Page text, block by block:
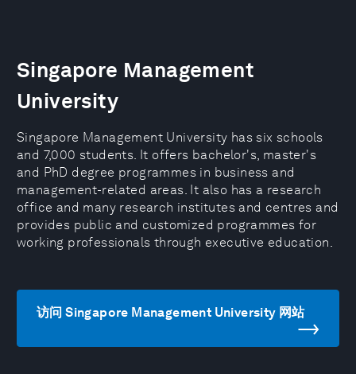
Singapore Management
University
Singapore Management University has six schools
and 7,000 students. It offers bachelor's, master's
and PhD degree programmes in business and
management-related areas. It also has a research
office and many research institutes and centres and
provides public and customized programmes for
working professionals through executive education.
访问 Singapore Management University 网站